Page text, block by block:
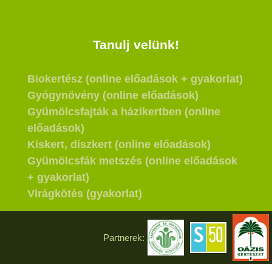
Tanulj velünk!
Biokertész (online előadások + gyakorlat)
Gyógynövény (online előadások)
Gyümölcsfajták a házikertben (online
előadások)
Kiskert, díszkert (online előadások)
Gyümölcsfák metszés (online előadások
+ gyakorlat)
Virágkötés (gyakorlat)
Partnerek: